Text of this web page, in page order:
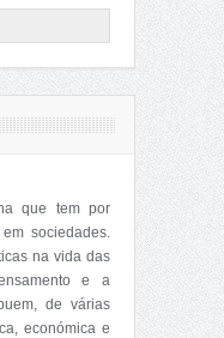
que tem por
sociedades.
na vida das
e a
de várias
económica e